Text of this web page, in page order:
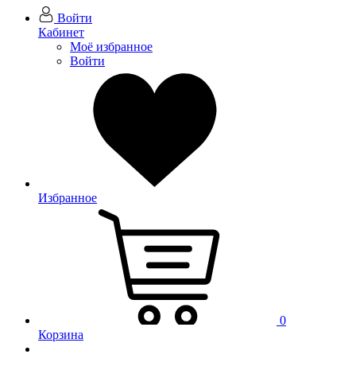
Войти
Кабинет
Моё избранное
Войти
Избранное
0
Корзина